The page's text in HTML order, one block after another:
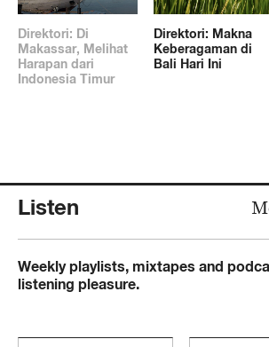
Direktori: Di
Makassar, Melihat
Harapan dari
Indonesia Timur
Direktori: Makna
Keberagaman di
Bali Hari Ini
Listen
Weekly playlists, mixtapes and
listening pleasure.